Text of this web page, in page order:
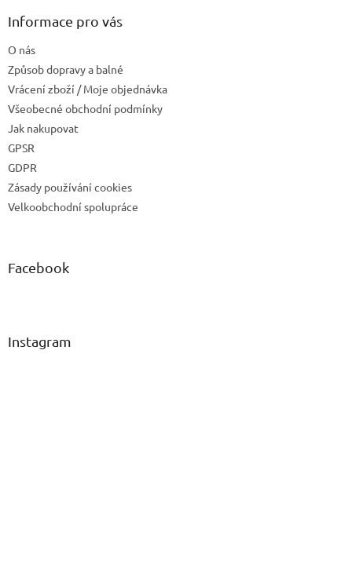
Informace pro vás
O nás
Způsob dopravy a balné
Vrácení zboží / Moje objednávka
Všeobecné obchodní podmínky
Jak nakupovat
GPSR
GDPR
Zásady používání cookies
Velkoobchodní spolupráce
Facebook
Instagram